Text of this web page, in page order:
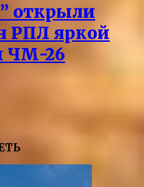
открыли
РПЛ яркой
ЧМ-26